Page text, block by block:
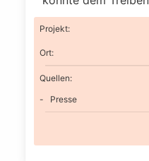
Projekt:
Ort:
Quellen:
Presse